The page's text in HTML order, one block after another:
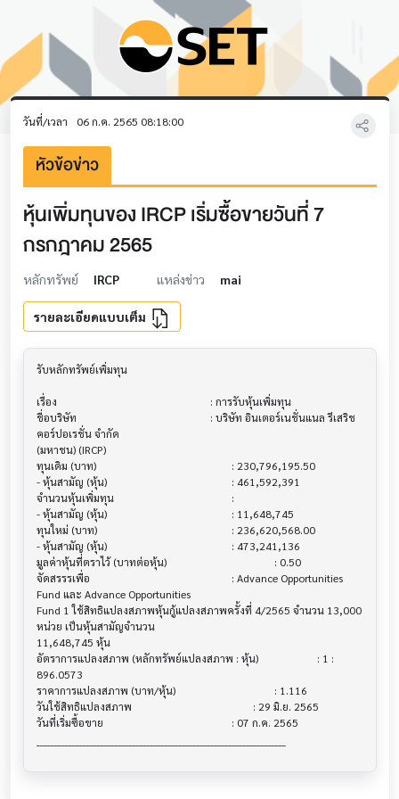
วันที่/เวลา 06 ก.ค. 2565 08:18:00
หัวข้อข่าว
หุ้นเพิ่มทุนของ IRCP เริ่มซื้อขายวันที่ 7
กรกฎาคม 2565
หลักทรัพย์ IRCP แหล่งข่าว mai
รายละเอียดแบบเต็ม
รับหลักทรัพย์เพิ่มทุน
เรื่อง                                  			 : การรับหุ้นเพิ่มทุน
ชื่อบริษัท                               			 : บริษัท อินเตอร์เนชั่นแนล รีเสริช
คอร์ปอเรชั่น จำกัด
(มหาชน) (IRCP)
ทุนเดิม (บาท)                           			 : 230,796,195.50
- หุ้นสามัญ (หุ้น)                        			 : 461,592,391
จำนวนหุ้นเพิ่มทุน                          			 :
- หุ้นสามัญ (หุ้น)                        			 : 11,648,745
ทุนใหม่ (บาท)                           			 : 236,620,568.00
- หุ้นสามัญ (หุ้น)                        			 : 473,241,136
มูลค่าหุ้นที่ตราไว้ (บาทต่อหุ้น)                			 : 0.50
จัดสรรรเพื่อ                            			 : Advance Opportunities
Fund และ Advance Opportunities
Fund 1 ใช้สิทธิแปลงสภาพหุ้นกู้แปลงสภาพครั้งที่ 4/2565 จำนวน 13,000
หน่วย เป็นหุ้นสามัญจำนวน
11,648,745 หุ้น
อัตราการแปลงสภาพ (หลักทรัพย์แปลงสภาพ : หุ้น) 			 : 1 :
896.0573
ราคาการแปลงสภาพ (บาท/หุ้น)              			 : 1.116
วันใช้สิทธิแปลงสภาพ                      			 : 29 มิ.ย. 2565
วันที่เริ่มซื้อขาย                          			 : 07 ก.ค. 2565